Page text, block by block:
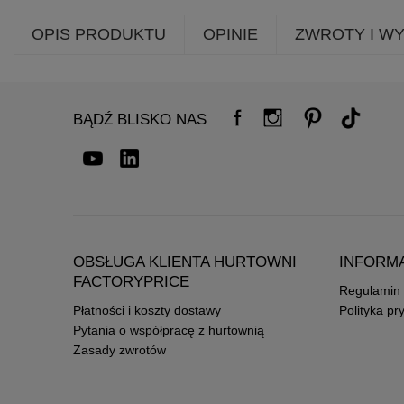
OPIS PRODUKTU OPINIE ZWROTY I
BĄDŹ BLISKO NAS
OBSŁUGA KLIENTA HURTOWNI
FACTORYPRICE
Płatności i koszty dostawy
Pytania o współpracę z hurtownią
Zasady zwrotów
Regulamin
Polityka